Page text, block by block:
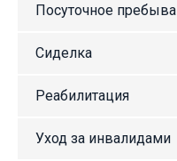
Посуточное
Сиделка
Реабилитация
Уход за инвалидами